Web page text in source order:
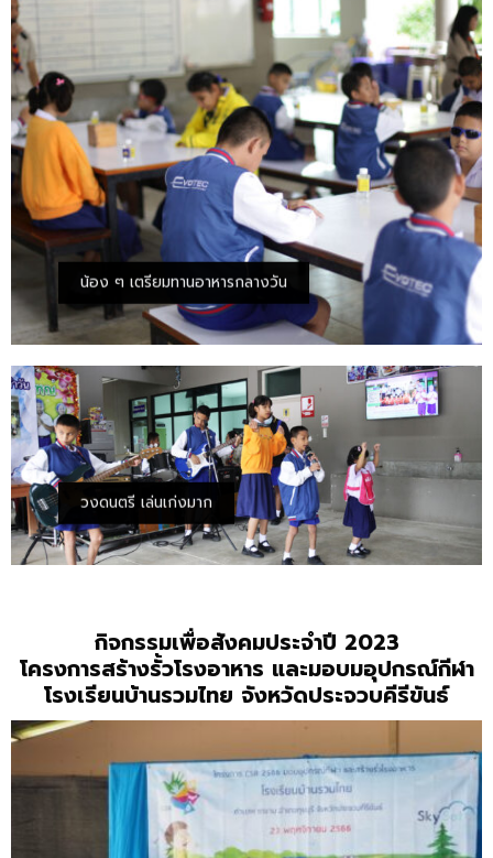
น้อง ๆ เตรียมทานอาหารกลางวัน
วงดนตรี เล่นเก่งมาก
กิจกรรมเพื่อสังคมประจำปี 2023
โครงการสร้างรั้วโรงอาหาร และมอบมอุปกรณ์กีฬา
โรงเรียนบ้านรวมไทย จังหวัดประจวบคีรีขันธ์